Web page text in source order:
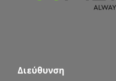
Διεύθυνση